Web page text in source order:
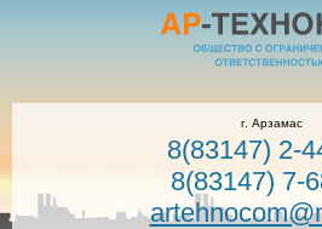
г. Арзамас
8(83147) 2-
8(83147) 7-